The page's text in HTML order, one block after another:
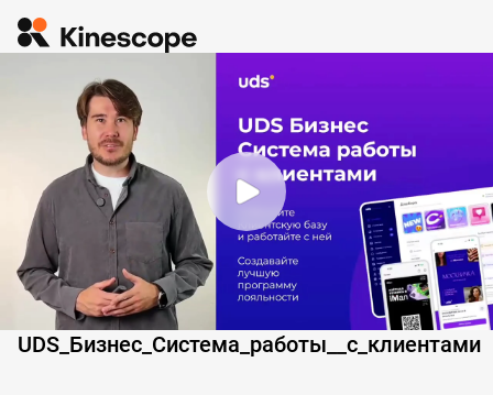
UDS_Бизнес_Система_работы__с_клиентами